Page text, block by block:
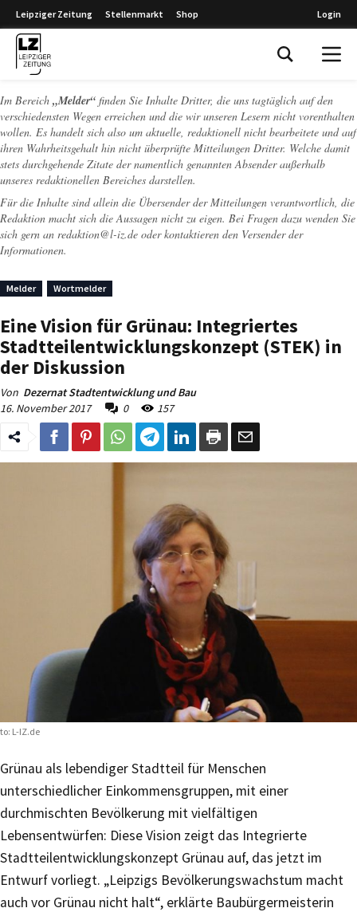
Leipziger Zeitung Stellenmarkt Shop Login
Im Bereich „Melder“ finden Sie Inhalte Dritter, die uns tagtäglich auf den
verschiedensten Wegen erreichen und die wir unseren Lesern nicht vorenthalten
wollen. Es handelt sich also um aktuelle, redaktionell nicht bearbeitete und auf
ihren Wahrheitsgehalt hin nicht überprüfte Mitteilungen Dritter. Welche damit
stets durchgehende Zitate der namentlich genannten Absender außerhalb
unseres redaktionellen Bereiches darstellen.
Für die Inhalte sind allein die Übersender der Mitteilungen verantwortlich, die
Redaktion macht sich die Aussagen nicht zu eigen. Bei Fragen dazu wenden Sie
sich gern an redaktion@l-iz.de oder kontaktieren den Versender der
Informationen.
Melder Wortmelder
Eine Vision für Grünau: Integriertes
Stadtteilentwicklungskonzept (STEK) in
der Diskussion
Von Dezernat Stadtentwicklung und Bau
16. November 2017
0 157
L-IZ.de
Grünau als lebendiger Stadtteil für Menschen
unterschiedlicher Einkommensgruppen, mit einer
durchmischten Bevölkerung mit vielfältigen
Lebensentwürfen: Diese Vision zeigt das Integrierte
Stadtteilentwicklungskonzept Grünau auf, das jetzt im
Entwurf vorliegt. „Leipzigs Bevölkerungswachstum macht
auch vor Grünau nicht halt“, erklärte Baubürgermeisterin